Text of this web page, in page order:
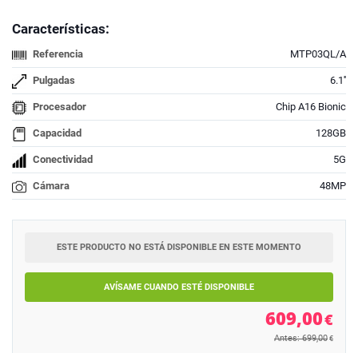
Características:
Referencia MTP03QL/A
Pulgadas 6.1''
Procesador Chip A16 Bionic
Capacidad 128GB
Conectividad 5G
Cámara 48MP
ESTE PRODUCTO NO ESTÁ DISPONIBLE EN ESTE MOMENTO
AVÍSAME CUANDO ESTÉ DISPONIBLE
609,00€
Antes: 699,00 €